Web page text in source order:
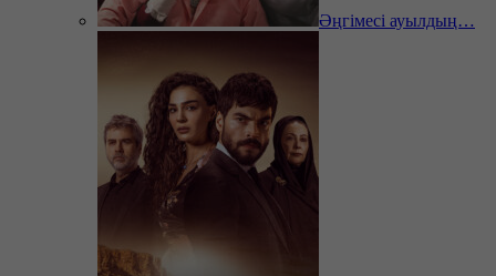
Әңгімесі ауылдың…